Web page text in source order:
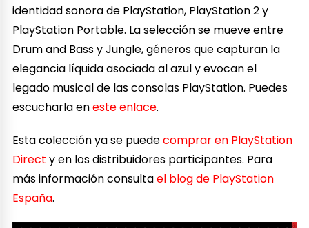
identidad sonora de PlayStation, PlayStation 2 y
PlayStation Portable. La selección se mueve entre
Drum and Bass y Jungle, géneros que capturan la
elegancia líquida asociada al azul y evocan el
legado musical de las consolas PlayStation. Puedes
escucharla eneste enlace.
Esta colección ya se puedecomprar en PlayStation
Direct y en los distribuidores participantes. Para
más información consultael blog de PlayStation
España.